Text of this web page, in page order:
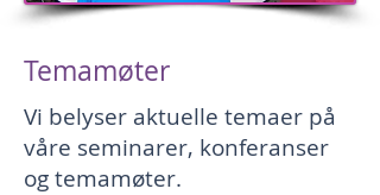
Temamøter
Vi belyser aktuelle temaer på
våre seminarer, konferanser
og temamøter.